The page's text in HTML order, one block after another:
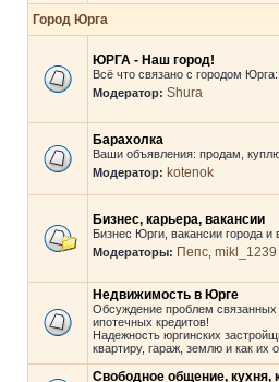
Город Юрга
ЮРГА - Наш город!
Всё что связано с городом
Модератор: Shura
Барахолка
Ваши объявления: продам,
Модератор: kotenok
Бизнес, карьера, вакансии
Бизнес Юрги, вакансии города и
Модераторы: Пепс mikl_1239
Недвижимость в Юрге
Обсуждение проблем
ипотечных кредитов!
Надежность юргинских
квартиру, гараж, землю и как их
Свободное общение, кухня,